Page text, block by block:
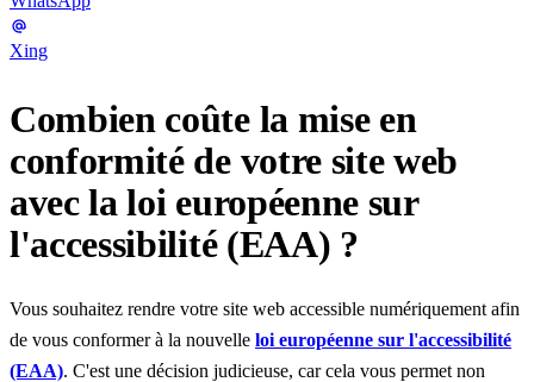
Xing
Combien coûte la mise en
conformité de votre site web
avec la loi européenne sur
l'accessibilité (EAA) ?
Vous souhaitez rendre votre site web accessible numériquement afin
de vous conformer à la nouvelle loi européenne sur l'accessibilité
(EAA). C'est une décision judicieuse, car cela vous permet non